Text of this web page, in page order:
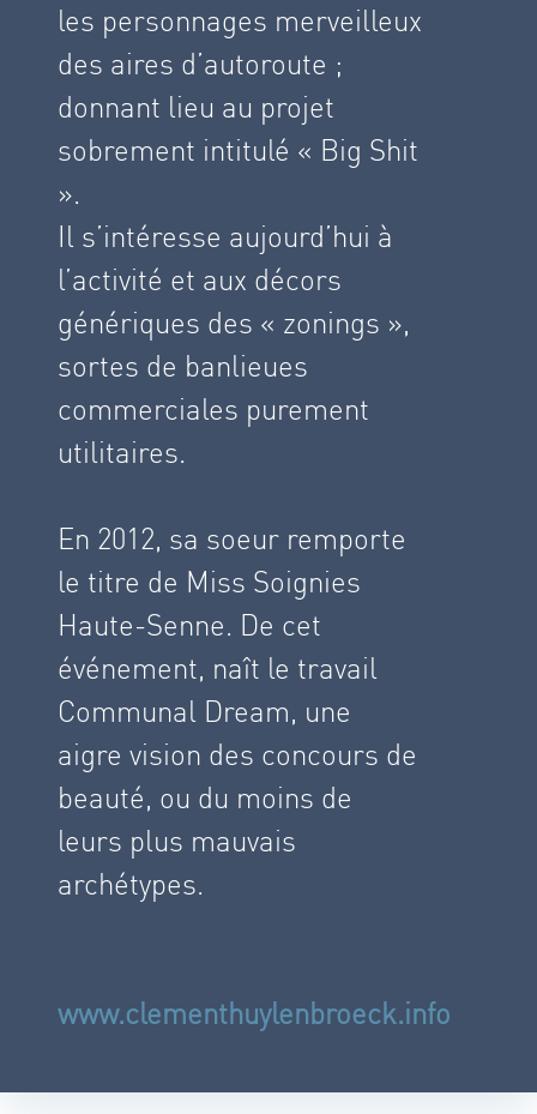
les personnages merveilleux
des aires d’autoroute ;
donnant lieu au projet
sobrement intitulé « Big Shit
».
Il s’intéresse aujourd’hui à
l’activité et aux décors
génériques des « zonings »,
sortes de banlieues
commerciales purement
utilitaires.
En 2012, sa soeur remporte
le titre de Miss Soignies
Haute-Senne. De cet
événement, naît le travail
Communal Dream, une
aigre vision des concours de
beauté, ou du moins de
leurs plus mauvais
archétypes.
www.clementhuylenbroeck.info